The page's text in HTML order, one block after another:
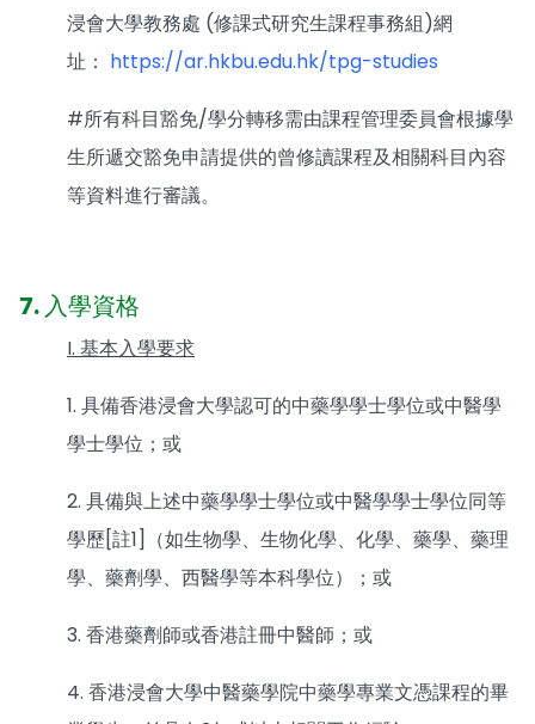
浸會大學教務處 (修課式研究生課程事務組)網
址： https://ar.hkbu.edu.hk/tpg-studies
#所有科目豁免/學分轉移需由課程管理委員會根據學
生所遞交豁免申請提供的曾修讀課程及相關科目內容
等資料進行審議。
7. 入學資格
I. 基本入學要求
1. 具備香港浸會大學認可的中藥學學士學位或中醫學
學士學位；或
2. 具備與上述中藥學學士學位或中醫學學士學位同等
學歷[註1]（如生物學、生物化學、化學、藥學、藥理
學、藥劑學、西醫學等本科學位）；或
3. 香港藥劑師或香港註冊中醫師；或
4. 香港浸會大學中醫藥學院中藥學專業文憑課程的畢